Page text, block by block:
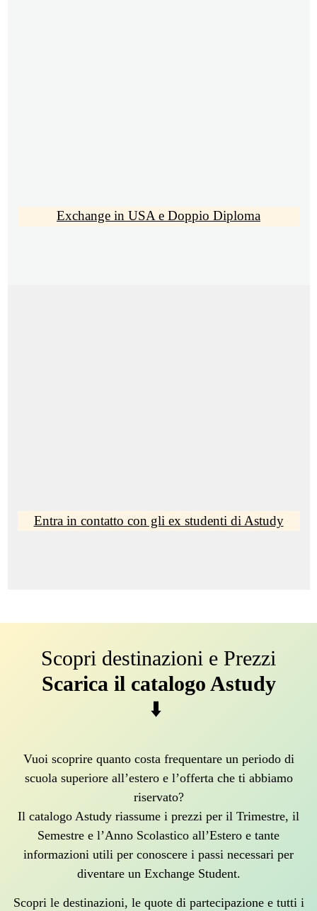
Exchange in USA e Doppio Diploma
Entra in contatto con gli ex studenti di Astudy
Scopri destinazioni e Prezzi
Scarica il catalogo Astudy
⬇️
Vuoi scoprire quanto costa frequentare un periodo di
scuola superiore all’estero e l’offerta che ti abbiamo
riservato?
Il catalogo Astudy riassume i prezzi per il Trimestre, il
Semestre e l’Anno Scolastico all’Estero e tante
informazioni utili per conoscere i passi necessari per
diventare un Exchange Student.
Scopri le destinazioni, le quote di partecipazione e tutti i